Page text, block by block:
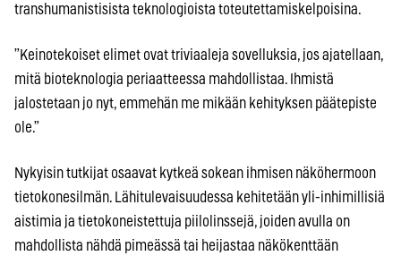
transhumanistisista teknologioista toteutettamiskelpoisina.
”Keinotekoiset elimet ovat triviaaleja sovelluksia, jos ajatellaan,
mitä bioteknologia periaatteessa mahdollistaa. Ihmistä
jalostetaan jo nyt, emmehän me mikään kehityksen päätepiste
ole.”
Nykyisin tutkijat osaavat kytkeä sokean ihmisen näköhermoon
tietokonesilmän. Lähitulevaisuudessa kehitetään yli-inhimillisiä
aistimia ja tietokoneistettuja piilolinssejä, joiden avulla on
mahdollista nähdä pimeässä tai heijastaa näkökenttään